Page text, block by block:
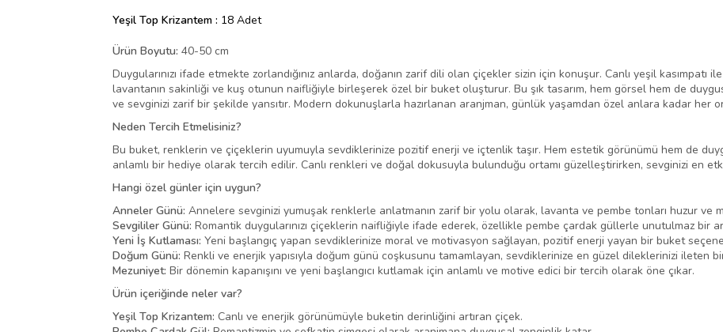
Yeşil Top Krizantem : 18 Adet
Ürün Boyutu: 40-50 cm
Duygularınızı ifade etmekte zorlandığınız anlarda, doğanın zarif dili olan çiçekler sizin için konuşur. Canlı yeşil kasımpatı
lavantanın sakinliği ve kuş otunun naifliğiyle birleşerek özel bir buket oluşturur. Bu şık tasarım, hem görsel hem de
ve sevginizi zarif bir şekilde yansıtır. Modern dokunuşlarla hazırlanan aranjman, günlük yaşamdan özel anlara kadar her
Neden Tercih Etmelisiniz?
Bu buket, renklerin ve çiçeklerin uyumuyla sevdiklerinize pozitif enerji ve içtenlik taşır. Hem estetik görünümü hem de
anlamlı bir hediye olarak tercih edilir. Canlı renkleri ve doğal dokusuyla bulunduğu ortamı güzelleştirirken, sevginizi en
Hangi özel günler için uygun?
Anneler Günü: Annelere sevginizi yumuşak renklerle anlatmanın zarif bir yolu olarak, lavanta ve pembe tonları huzur ve
Sevgililer Günü: Romantik duygularınızı çiçeklerin naifliğiyle ifade ederek, özellikle pembe çardak güllerle unutulmaz bir
Yeni İş Kutlaması: Yeni başlangıç yapan sevdiklerinize moral ve motivasyon sağlayan, pozitif enerji yayan bir buket
Doğum Günü: Renkli ve enerjik yapısıyla doğum günü coşkusunu tamamlayan, sevdiklerinize en güzel dileklerinizi ileten
Mezuniyet: Bir dönemin kapanışını ve yeni başlangıcı kutlamak için anlamlı ve motive edici bir tercih olarak öne çıkar.
Ürün içeriğinde neler var?
Yeşil Top Krizantem: Canlı ve enerjik görünümüyle buketin derinliğini artıran çiçek.